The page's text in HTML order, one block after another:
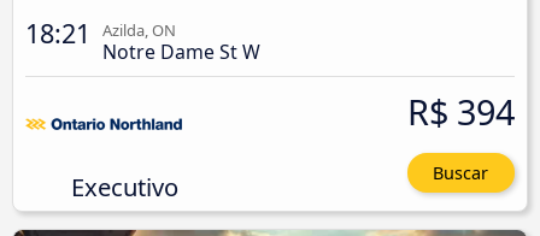
18:21 Azilda, ON
Notre Dame St W
Executivo
R$ 394
Buscar